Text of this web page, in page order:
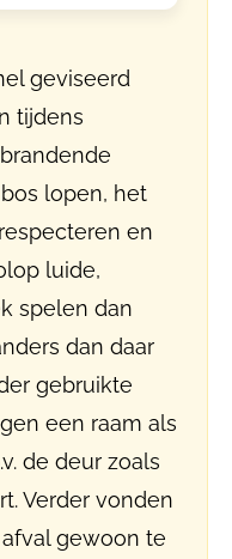
geviseerd
tijdens
lopen, het
en
luide,
spelen dan
dan daar
gebruikte
een raam als
de deur zoals
Verder vonden
gewoon te